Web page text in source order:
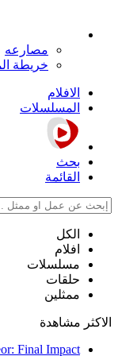
مصارعه
خريطة
الافلام
المسلسلات
بحث
القائمة
الكل
افلام
مسلسلات
حلقات
ممثلين
الاكثر مشاهدة
Final Impact